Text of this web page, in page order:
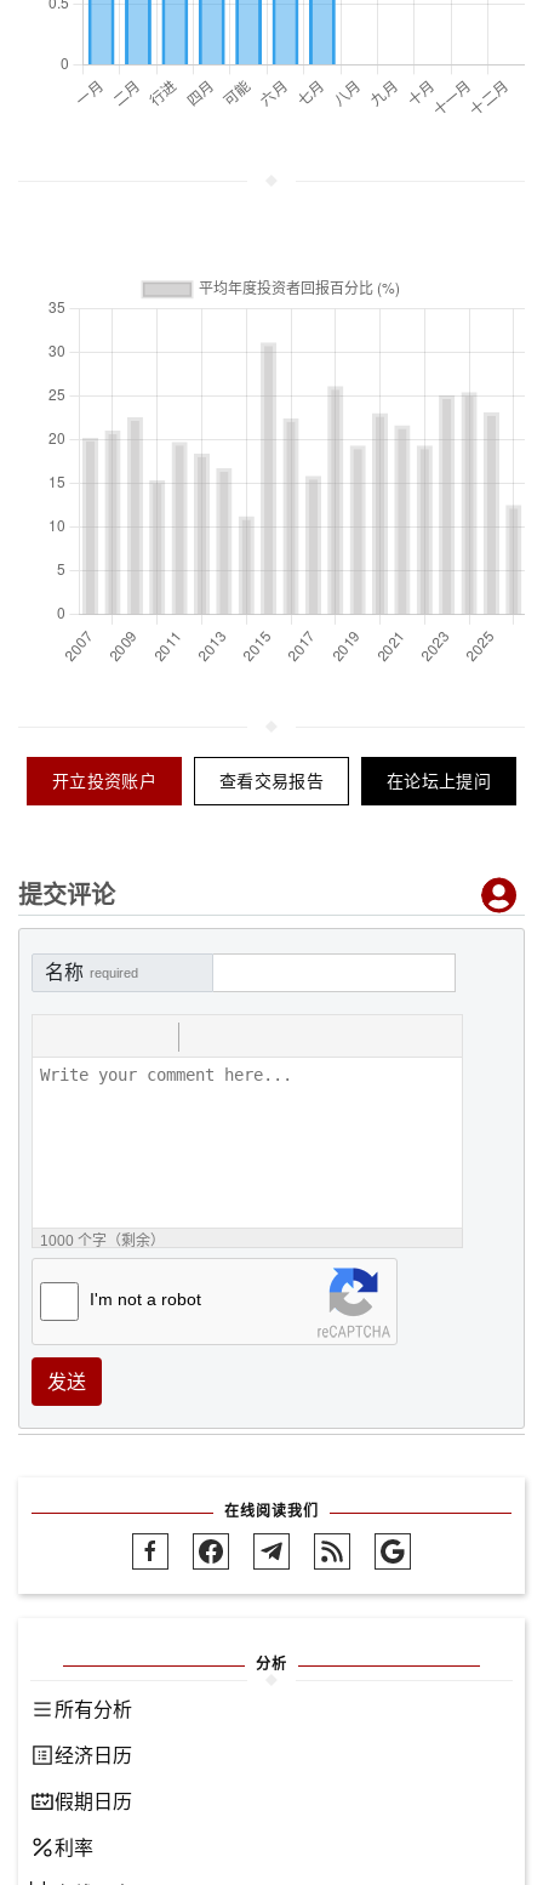
开立投资账户 查看交易报告 在论坛上提问
提交评论
名称 required
1000 个字（剩余）
I'm not a robot
发送
在线阅读我们
分析
所有分析
经济日历
假期日历
利率